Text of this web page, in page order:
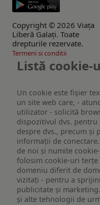
Copyright © 2026 Viaţa
Liberă Galaţi. Toate
drepturile rezervate.
Termeni si conditii
Listă cookie-
Un cookie este fişier
un site web care, -
utilizator - solicită
dispozitivul dvs.
despre dvs., precum și
informații de
de noi și numite
folosim cookie-uri
domeniu diferit de
vizitați - pentru a
publicitate și
și alte tehnologii de